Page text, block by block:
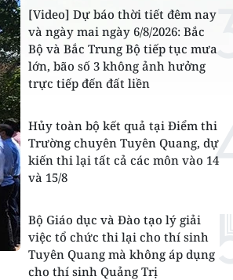
[Video] Dự báo thời tiết đêm nay
và ngày mai ngày 6/8/2026: Bắc
Bộ và Bắc Trung Bộ tiếp tục mưa
lớn, bão số 3 không ảnh hưởng
trực tiếp đến đất liền
Hủy toàn bộ kết quả tại Điểm thi
Trường chuyên Tuyên Quang, dự
kiến thi lại tất cả các môn vào 14
và 15/8
Bộ Giáo dục và Đào tạo lý giải
việc tổ chức thi lại cho thí sinh
Tuyên Quang mà không áp dụng
cho thí sinh Quảng Trị